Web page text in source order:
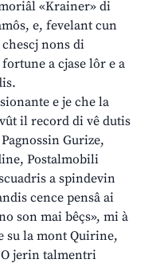
«Krainer» di
e, fevelant cun
nons di
a cjase lôr e a
e je che la
il record di vê dutis
Gurize,
Postalmobili
a spindevin
cence pensâ ai
son mai bêçs», mi à
su la mont Quirine,
jerin talmentri